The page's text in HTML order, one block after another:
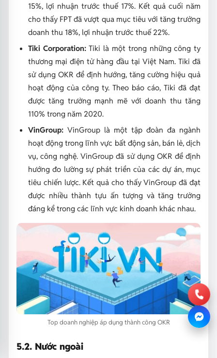
15%, lợi nhuận trước thuế 17%. Kết quả cuối năm
cho thấy FPT đã vượt qua mục tiêu với tăng trưởng
doanh thu 18%, lợi nhuận trước thuế 22%.
Tiki Corporation:Tiki là một trong những công ty
thương mại điện tử hàng đầu tại Việt Nam. Tiki đã
sử dụng OKR để định hướng, tăng cường hiệu quả
hoạt động của công ty. Theo báo cáo, Tiki đã đạt
được tăng trưởng mạnh mẽ với doanh thu tăng
110% trong năm 2020.
VinGroup: VinGroup là một tập đoàn đa ngành
hoạt động trong lĩnh vực bất động sản, bán lẻ, dịch
vụ, công nghệ. VinGroup đã sử dụng OKR để định
hướng đo lường sự phát triển của các dự án, mục
tiêu chiến lược. Kết quả cho thấy VinGroup đã đạt
được nhiều thành tựu ấn tượng và tăng trưởng
đáng kể trong các lĩnh vực kinh doanh khác nhau.
Top doanh nghiệp áp dụng thành công OKR
5.2. Nước ngoài